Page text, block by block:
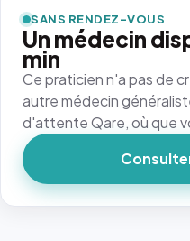
SANS RENDEZ-VOUS
Un médecin
min
Ce praticien n'a pas de
autre médecin
d'attente Qare, où que